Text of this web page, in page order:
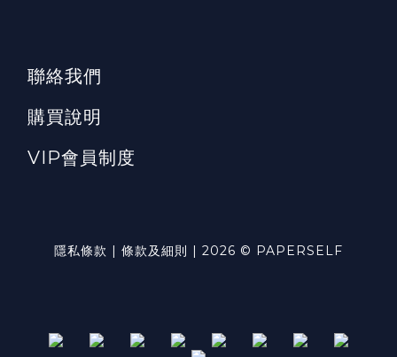
聯絡我們
購買說明
VIP會員制度
隱私條款 | 條款及細則 | 2026 © PAPERSELF